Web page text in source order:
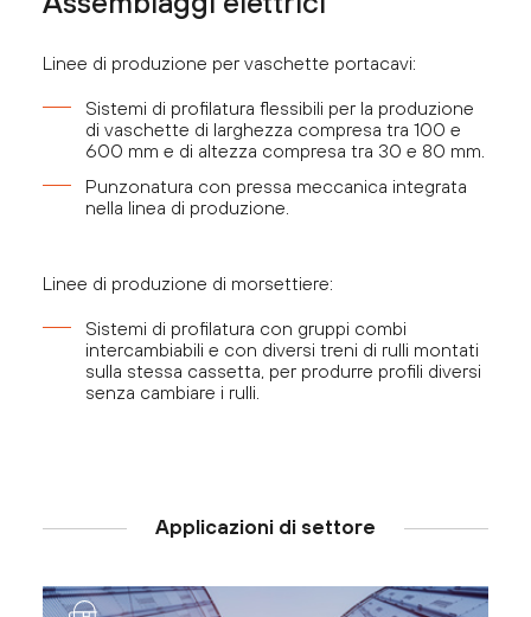
Linee di produzione per vaschette portacavi:
Sistemi di profilatura flessibili per la produzione
di vaschette di larghezza compresa tra 100 e
600 mm e di altezza compresa tra 30 e 80 mm.
Punzonatura con pressa meccanica integrata
nella linea di produzione.
Linee di produzione di morsettiere:
Sistemi di profilatura con gruppi combi
intercambiabili e con diversi treni di rulli montati
sulla stessa cassetta, per produrre profili diversi
senza cambiare i rulli.
Applicazioni di settore